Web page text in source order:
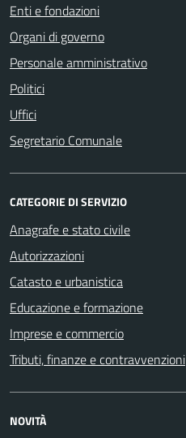
Enti e fondazioni
Organi di governo
Personale amministrativo
Politici
Uffici
Segretario Comunale
CATEGORIE DI SERVIZIO
Anagrafe e stato civile
Autorizzazioni
Catasto e urbanistica
Educazione e formazione
Imprese e commercio
Tributi, finanze e contravvenzioni
NOVITÀ